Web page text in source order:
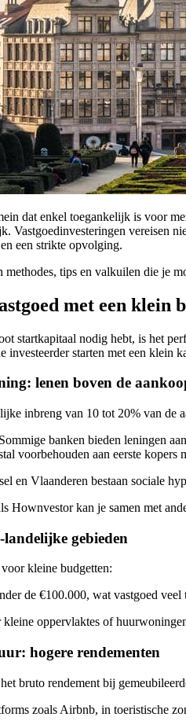
dat enkel toegankelijk is voor
Vastgoedinvesteringen vereisen
een strikte opvolging.
tips en valkuilen die je
met een klein
startkapitaal nodig hebt, is het
investeerder starten met een klein
lenen boven de
inbreng van 10 tot 20% van de
banken bieden leningen
voorbehouden aan eerste kopers
en Vlaanderen bestaan sociale
Hownvestor kan je samen met
gebieden
voor kleine budgetten:
de €100.000, wat vastgoed
oppervlaktes of
hogere rendementen
bruto rendement bij
zoals Airbnb, in toeristische